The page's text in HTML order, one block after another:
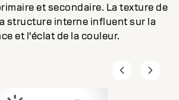
et secondaire. La texture de
structure interne influent sur la
et l'éclat de la couleur.